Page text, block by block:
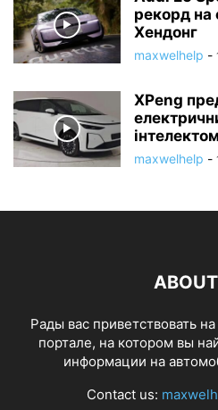
рекорд на
Хендонг
maxwelhelp -
XPeng
інтелектом
maxwelhelp -
Рады вас приветствовать
портале, на котором вы
информации на
Contact us: